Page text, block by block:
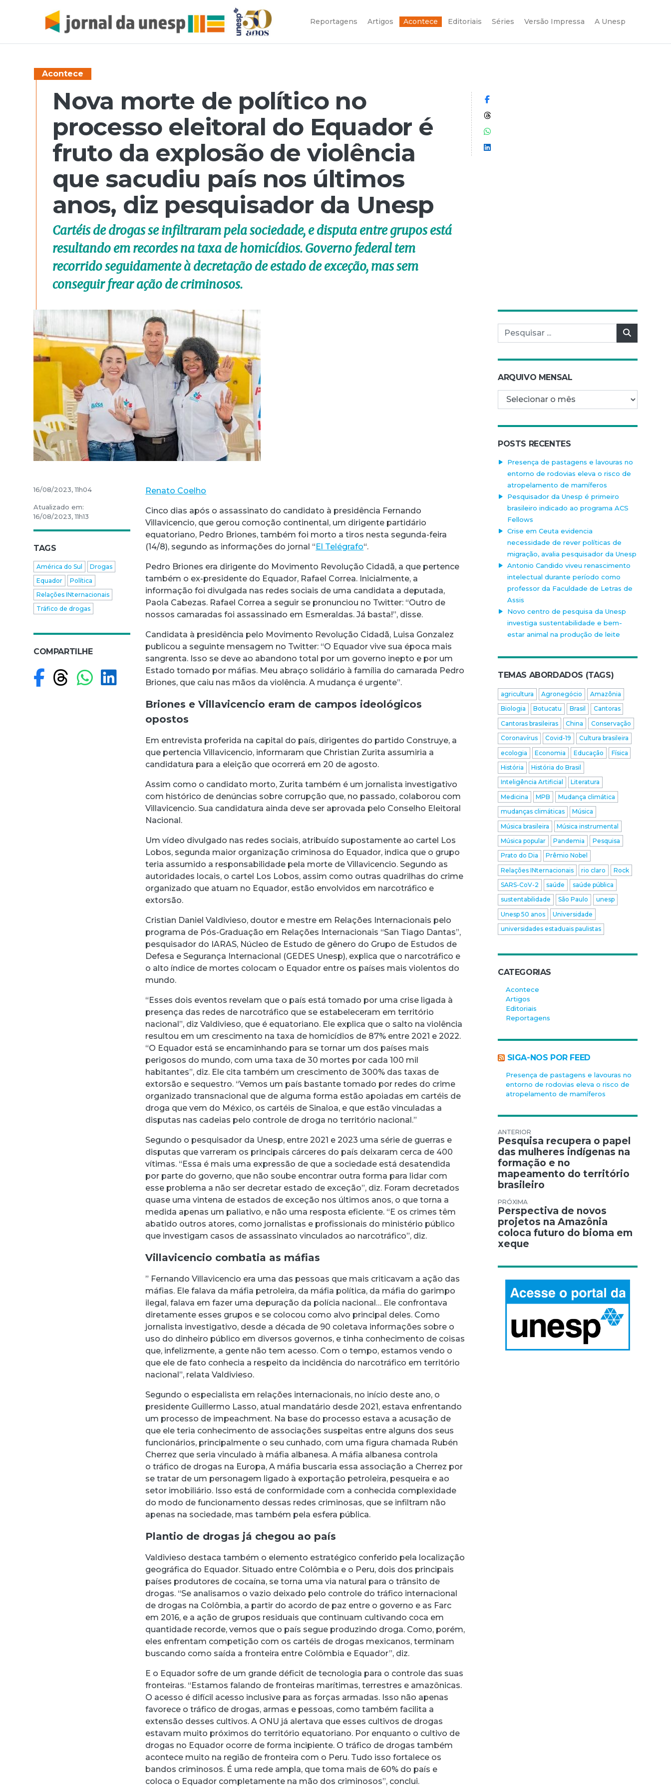
Reportagens Artigos Acontece Editoriais Séries Versão Impressa A Unesp
Acontece
Nova morte de político no
processo eleitoral do Equador é
fruto da explosão de violência
que sacudiu país nos últimos
anos, diz pesquisador da Unesp
Cartéis de drogas se infiltraram pela sociedade, e disputa entre grupos está
resultando em recordes na taxa de homicídios. Governo federal tem
recorrido seguidamente à decretação de estado de exceção, mas sem
conseguir frear ação de criminosos.
Compartilhar no Facebook
Compartilhar no Threads
Compartilhar no WhatsApp
Compartilhar no LinkedIn
Renato Coelho
Cinco dias após o assassinato do candidato à presidência Fernando
Villavicencio, que gerou comoção continental, um dirigente partidário
equatoriano, Pedro Briones, também foi morto a tiros nesta segunda-feira
(14/8), segundo as informações do jornal “El Telégrafo“.
Pedro Briones era dirigente do Movimento Revolução Cidadã, a que pertence
também o ex-presidente do Equador, Rafael Correa. Inicialmente, a
informação foi divulgada nas redes sociais de uma candidata a deputada,
Paola Cabezas. Rafael Correa a seguir se pronunciou no Twitter: “Outro de
nossos camaradas foi assassinado em Esmeraldas. Já basta!”, disse.
Candidata à presidência pelo Movimento Revolução Cidadã, Luisa Gonzalez
publicou a seguinte mensagem no Twitter: “O Equador vive sua época mais
sangrenta. Isso se deve ao abandono total por um governo inepto e por um
Estado tomado por máfias. Meu abraço solidário à família do camarada Pedro
Briones, que caiu nas mãos da violência. A mudança é urgente”.
Briones e Villavicencio eram de campos ideológicos
opostos
Em entrevista proferida na capital do país, dirigentes do partido Construye, a
que pertencia Villavicencio, informaram que Christian Zurita assumiria a
candidatura para a eleição que ocorrerá em 20 de agosto.
Assim como o candidato morto, Zurita também é um jornalista investigativo
com histórico de denúncias sobre corrupção que, no passado, colaborou com
Villavicencio. Sua candidatura ainda deve ser aprovada pelo Conselho Eleitoral
Nacional.
Um vídeo divulgado nas redes sociais, atribuído supostamente ao cartel Los
Lobos, segunda maior organização criminosa do Equador, indica que o grupo
teria assumido a responsabilidade pela morte de Villavicencio. Segundo as
autoridades locais, o cartel Los Lobos, assim como outras quadrilhas do crime
organizado que atuam no Equador, estão envolvidos em narcotráfico e
extorsão.
Cristian Daniel Valdivieso, doutor e mestre em Relações Internacionais pelo
programa de Pós-Graduação em Relações Internacionais “San Tiago Dantas”,
pesquisador do IARAS, Núcleo de Estudo de gênero do Grupo de Estudos de
Defesa e Segurança Internacional (GEDES Unesp), explica que o narcotráfico e
o alto índice de mortes colocam o Equador entre os países mais violentos do
mundo.
“Esses dois eventos revelam que o país está tomado por uma crise ligada à
presença das redes de narcotráfico que se estabeleceram em território
nacional”, diz Valdivieso, que é equatoriano. Ele explica que o salto na violência
resultou em um crescimento na taxa de homicídios de 87% entre 2021 e 2022.
“O Equador está se encaminhando para se tornar um dos países mais
perigosos do mundo, com uma taxa de 30 mortes por cada 100 mil
habitantes”, diz. Ele cita também um crescimento de 300% das taxas de
extorsão e sequestro. “Vemos um país bastante tomado por redes do crime
organizado transnacional que de alguma forma estão apoiadas em cartéis de
droga que vem do México, os cartéis de Sinaloa, e que estão vinculadas a
disputas nas cadeias pelo controle de droga no território nacional.”
Segundo o pesquisador da Unesp, entre 2021 e 2023 uma série de guerras e
disputas que varreram os principais cárceres do país deixaram cerca de 400
vítimas. “Essa é mais uma expressão de que a sociedade está desatendida
por parte do governo, que não soube encontrar outra forma para lidar com
esse problema a não ser decretar estado de exceção”, diz. Foram decretados
quase uma vintena de estados de exceção nos últimos anos, o que torna a
medida apenas um paliativo, e não uma resposta eficiente. “E os crimes têm
abatido outros atores, como jornalistas e profissionais do ministério público
que investigam casos de assassinato vinculados ao narcotráfico”, diz.
Villavicencio combatia as máfias
” Fernando Villavicencio era uma das pessoas que mais criticavam a ação das
máfias. Ele falava da máfia petroleira, da máfia política, da máfia do garimpo
ilegal, falava em fazer uma depuração da polícia nacional… Ele confrontava
diretamente esses grupos e se colocou como alvo principal deles. Como
jornalista investigativo, desde a década de 90 coletava informações sobre o
uso do dinheiro público em diversos governos, e tinha conhecimento de coisas
que, infelizmente, a gente não tem acesso. Com o tempo, estamos vendo o
que ele de fato conhecia a respeito da incidência do narcotráfico em território
nacional”, relata Valdivieso.
Segundo o especialista em relações internacionais, no início deste ano, o
presidente Guillermo Lasso, atual mandatário desde 2021, estava enfrentando
um processo de impeachment. Na base do processo estava a acusação de
que ele teria conhecimento de associações suspeitas entre alguns dos seus
funcionários, principalmente o seu cunhado, com uma figura chamada Rubén
Cherrez que seria vinculado à máfia albanesa. A máfia albanesa controla
o tráfico de drogas na Europa, A máfia buscaria essa associação a Cherrez por
se tratar de um personagem ligado à exportação petroleira, pesqueira e ao
setor imobiliário. Isso está de conformidade com a conhecida complexidade
do modo de funcionamento dessas redes criminosas, que se infiltram não
apenas na sociedade, mas também pela esfera pública.
Plantio de drogas já chegou ao país
Valdivieso destaca também o elemento estratégico conferido pela localização
geográfica do Equador. Situado entre Colômbia e o Peru, dois dos principais
países produtores de cocaína, se torna uma via natural para o trânsito de
drogas. “Se analisamos o vazio deixado pelo controle do tráfico internacional
de drogas na Colômbia, a partir do acordo de paz entre o governo e as Farc
em 2016, e a ação de grupos residuais que continuam cultivando coca em
quantidade recorde, vemos que o país segue produzindo droga. Como, porém,
eles enfrentam competição com os cartéis de drogas mexicanos, terminam
buscando como saída a fronteira entre Colômbia e Equador”, diz.
E o Equador sofre de um grande déficit de tecnologia para o controle das suas
fronteiras. “Estamos falando de fronteiras marítimas, terrestres e amazônicas.
O acesso é difícil acesso inclusive para as forças armadas. Isso não apenas
favorece o tráfico de drogas, armas e pessoas, como também facilita a
extensão desses cultivos. A ONU já alertava que esses cultivos de drogas
estavam muito próximos do território equatoriano. Por enquanto o cultivo de
drogas no Equador ocorre de forma incipiente. O tráfico de drogas também
acontece muito na região de fronteira com o Peru. Tudo isso fortalece os
bandos criminosos. É uma rede ampla, que toma mais de 60% do país e
coloca o Equador completamente na mão dos criminosos”, conclui.
16/08/2023, 11h04
Atualizado em:
16/08/2023, 11h13
TAGS
América do Sul
Drogas
Equador
Política
Relações INternacionais
Tráfico de drogas
COMPARTILHE
Compartilhar no Facebook
Compartilhar no Threads
Compartilhar no WhatsApp
Compartilhar no LinkedIn
Pesquisar por:
ARQUIVO MENSAL
Arquivo mensal
POSTS RECENTES
Presença de pastagens e lavouras no
entorno de rodovias eleva o risco de
atropelamento de mamíferos
Pesquisador da Unesp é primeiro
brasileiro indicado ao programa ACS
Fellows
Crise em Ceuta evidencia
necessidade de rever políticas de
migração, avalia pesquisador da Unesp
Antonio Candido viveu renascimento
intelectual durante período como
professor da Faculdade de Letras de
Assis
Novo centro de pesquisa da Unesp
investiga sustentabilidade e bem-
estar animal na produção de leite
TEMAS ABORDADOS (TAGS)
agricultura Agronegócio
Amazônia
Biologia
Botucatu Brasil
Cantoras
Cantoras brasileiras
China
Conservação
Coronavírus
Covid-19
Cultura brasileira
ecologia
Economia Educação
Física
História
História do Brasil
Inteligência Artificial
Literatura
Medicina
MPB
Mudança climática
mudanças climáticas
Música
Música brasileira
Música instrumental
Música popular
Pandemia
Pesquisa
Prato do Dia
Prêmio Nobel
Relações INternacionais
rio claro
Rock
SARS-CoV-2
saúde
saúde pública
sustentabilidade
São Paulo
unesp
Unesp 50 anos
Universidade
universidades estaduais paulistas
CATEGORIAS
Acontece
Artigos
Editoriais
Reportagens
SIGA-NOS POR FEED
Presença de pastagens e lavouras no
entorno de rodovias eleva o risco de
atropelamento de mamíferos
Navegação de Post
Pesquisa recupera o papel
das mulheres indígenas na
formação e no
mapeamento do território
brasileiro
Perspectiva de novos
projetos na Amazônia
coloca futuro do bioma em
xeque